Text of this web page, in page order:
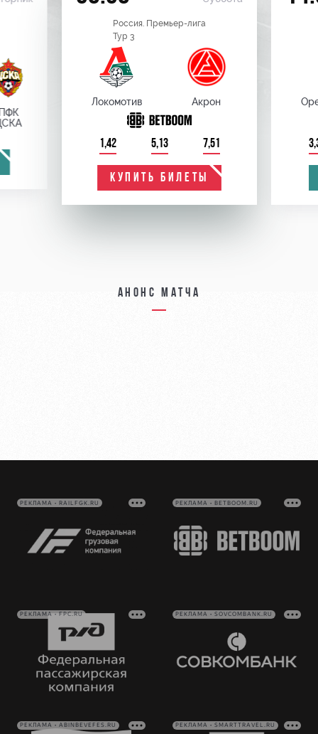
Россия. Премьер-лига
Тур 3
Локомотив Акрон
1,42 5,13 7,51
КУПИТЬ БИЛЕТЫ
Анонс матча
РЕКЛАМА • RAILFGK.RU РЕКЛАМА • BETBOOM.RU
РЕКЛАМА • FPC.RU РЕКЛАМА • SOVCOMBANK.RU
РЕКЛАМА • ABINBEVEFES.RU РЕКЛАМА • SMARTTRAVEL.RU